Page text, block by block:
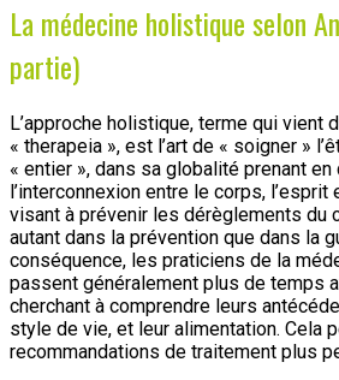
La médecine holistique selon
partie)
L’approche holistique, terme qui vient
« therapeia », est l’art de « soigner »
« entier », dans sa globalité prenant en
l’interconnexion entre le corps, l’esprit
visant à prévenir les dérèglements du
autant dans la prévention que dans la
conséquence, les praticiens de la
passent généralement plus de temps
cherchant à comprendre leurs
style de vie, et leur alimentation. Cela
recommandations de traitement plus